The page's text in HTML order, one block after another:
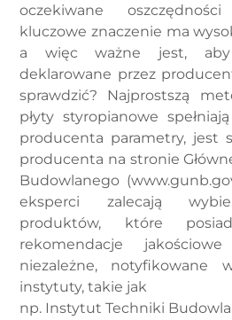
oczekiwane
kluczowe znaczenie ma
a więc ważne jest, aby
deklarowane przez
sprawdzić? Najprostszą
płyty styropianowe
producenta parametry, jest
producenta na stronie
Budowlanego
eksperci zalecają
produktów, które
rekomendacje
niezależne, notyfikowane
instytuty, takie jak
np. Instytut Techniki